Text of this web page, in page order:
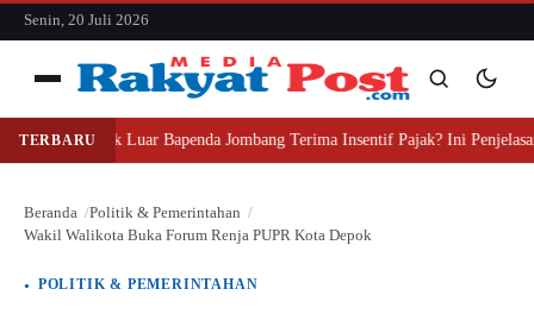
konten
Senin, 20 Juli 2026
Menu
Cari
Cari
TERBARU
Mengapa Pihak Luar Bapenda Jombang Terima Insentif Pajak? Ini Penjelasan
Beranda
Politik & Pemerintahan
Wakil Walikota Buka Forum Renja PUPR Kota Depok
POLITIK & PEMERINTAHAN